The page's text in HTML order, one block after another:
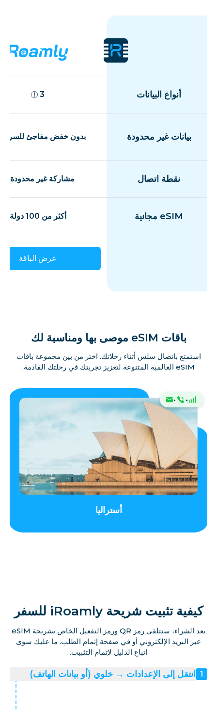
أنواع البيانات 3
بيانات غير محدودة بدون خفض مفاجئ
نقطة اتصال مشاركة غير محدودة
eSIM مجانية أكثر من 100 دولة
عرض الباقة
باقات eSIM موصى بها ومناسبة لك
استمتع باتصال سلس أثناء رحلاتك. اختر من بين مجموعة باقات
eSIM العالمية المتنوعة لتعزيز تجربتك في رحلتك القادمة.
·
·
أستراليا
كيفية تثبيت شريحة iRoamly للسفر
بعد الشراء، ستتلقى رمز QR ورمز التفعيل الخاص بشريحة eSIM
عبر البريد الإلكتروني أو في صفحة إتمام الطلب. ما عليك سوى
اتباع الدليل لإتمام التثبيت.
1 انتقل إلى الإعدادات → خلوي (أو بيانات الهاتف)